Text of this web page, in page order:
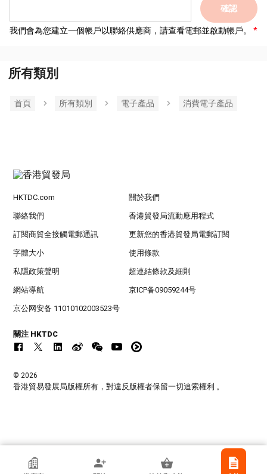
確認
我們會為您建立一個帳戶以聯絡供應商，請查看電郵並啟動帳戶。
所有類別
首頁 所有類別 電子產品 消費電子產品
香港貿發局參展商
HKTDC.com 關於我們
聯絡我們 香港貿發局流動應用程式
訂閱商貿全接觸電郵通訊 更新您的香港貿發局電郵訂閱
字體大小 使用條款
私隱政策聲明 超連結條款及細則
網站導航 京ICP备09059244号
京公网安备 11010102003523号
關注 HKTDC
© 2026
香港貿易發展局版權所有，對違反版權者保留一切追索權利 。